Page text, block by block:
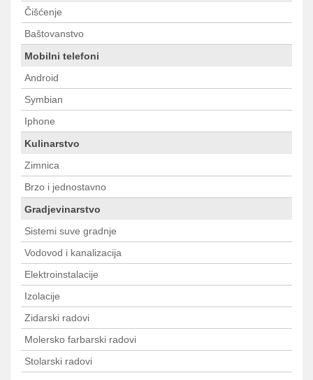
Čišćenje
Baštovanstvo
Mobilni telefoni
Android
Symbian
Iphone
Kulinarstvo
Zimnica
Brzo i jednostavno
Gradjevinarstvo
Sistemi suve gradnje
Vodovod i kanalizacija
Elektroinstalacije
Izolacije
Zidarski radovi
Molersko farbarski radovi
Stolarski radovi